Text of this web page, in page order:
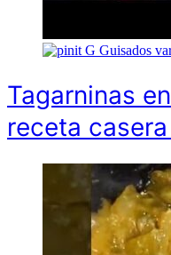
G Guisados
Tagarninas
receta